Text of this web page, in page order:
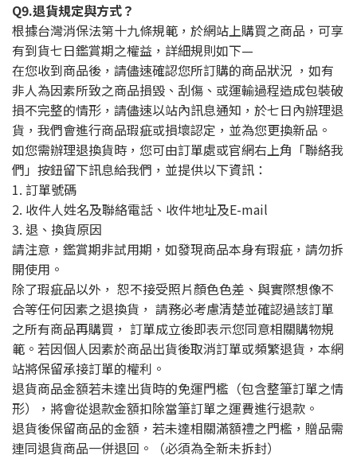
Q9.退貨規定與方式？
根據台灣消保法第十九條規範，於網站上購買之商品，可享
有到貨七日鑑賞期之權益，詳細規則如下—
在您收到商品後，請儘速確認您所訂購的商品狀況 ，如有
非人為因素所致之商品損毀、刮傷、或運輸過程造成包裝破
損不完整的情形，請儘速以站內訊息通知，於七日內辦理退
貨，我們會進行商品瑕疵或損壞認定，並為您更換新品。
如您需辦理退換貨時，您可由訂單處或官網右上角「聯絡我
們」按鈕留下訊息給我們，並提供以下資訊：
1. 訂單號碼
2. 收件人姓名及聯絡電話、收件地址及E-mail
3. 退、換貨原因
請注意，鑑賞期非試用期，如發現商品本身有瑕疵，請勿拆
開使用。
除了瑕疵品以外， 恕不接受照片顏色色差、與實際想像不
合等任何因素之退換貨， 請務必考慮清楚並確認過該訂單
之所有商品再購買， 訂單成立後即表示您同意相關購物規
範。若因個人因素於商品出貨後取消訂單或頻繁退貨，本網
站將保留承接訂單的權利。
退貨商品金額若未達出貨時的免運門檻（包含整筆訂單之情
形），將會從退款金額扣除當筆訂單之運費進行退款。
退貨後保留商品的金額，若未達相關滿額禮之門檻，贈品需
連同退貨商品一併退回。（必須為全新未拆封）